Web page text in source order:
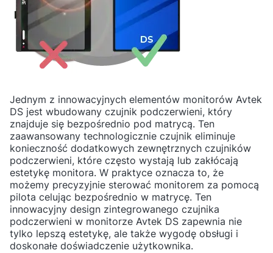
Jednym z innowacyjnych elementów monitorów Avtek
DS jest wbudowany czujnik podczerwieni, który
znajduje się bezpośrednio pod matrycą. Ten
zaawansowany technologicznie czujnik eliminuje
konieczność dodatkowych zewnętrznych czujników
podczerwieni, które często wystają lub zakłócają
estetykę monitora. W praktyce oznacza to, że
możemy precyzyjnie sterować monitorem za pomocą
pilota celując bezpośrednio w matrycę. Ten
innowacyjny design zintegrowanego czujnika
podczerwieni w monitorze Avtek DS zapewnia nie
tylko lepszą estetykę, ale także wygodę obsługi i
doskonałe doświadczenie użytkownika.